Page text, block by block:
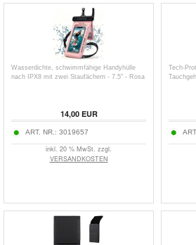
Wasserdichte, schwimmfähige Handyhülle
nach IPX8 mit zwei Staufächern - 7.5" - Rosa
14,00EUR
ART. NR.: 3019657
inkl. 20 % MwSt. zzgl.
VERSANDKOSTEN
Tech-